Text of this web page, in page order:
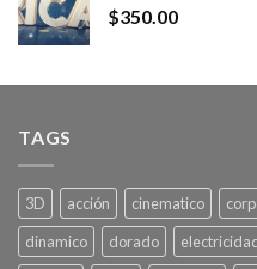
$350.00
TAGS
3D acción cinematico
dinamico
dorado